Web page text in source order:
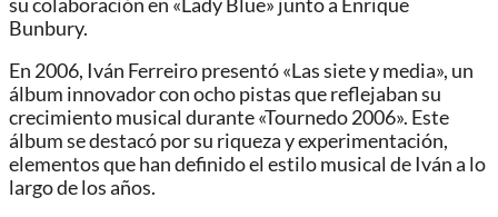
Bunbury.
En 2006, Iván Ferreiro presentó «Las siete y media», un
álbum innovador con ocho pistas que reflejaban su
crecimiento musical durante «Tournedo 2006». Este
álbum se destacó por su riqueza y experimentación,
elementos que han definido el estilo musical de Iván a lo
largo de los años.